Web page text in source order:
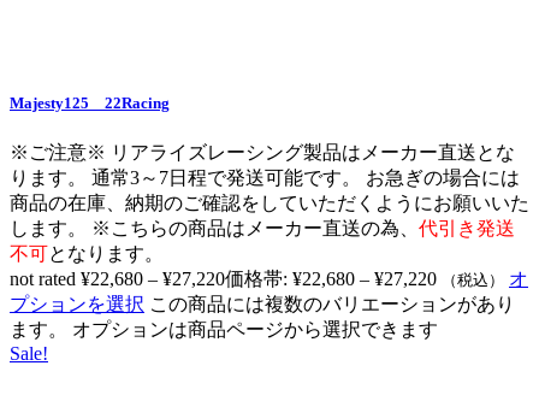
Majesty125 22Racing
※ご注意※ リアライズレーシング製品はメーカー直送とな
ります。 通常3～7日程で発送可能です。 お急ぎの場合には
商品の在庫、納期のご確認をしていただくようにお願いいた
します。 ※こちらの商品はメーカー直送の為、 代引き発送
不可となります。
not rated ¥22,680 – ¥27,220価格帯: ¥22,680 – ¥27,220 （税込）
オ
プションを選択 この商品には複数のバリエーションがあり
ます。 オプションは商品ページから選択できます
Sale!